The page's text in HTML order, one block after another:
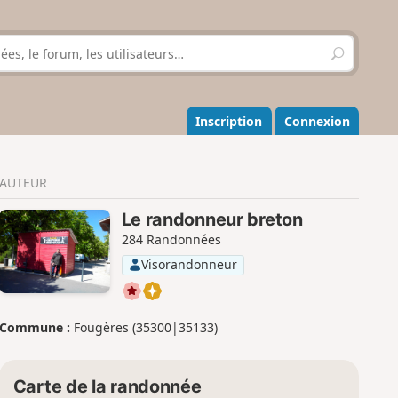
R
e
h
e
r
r
Inscription Connexion
AUTEUR
Le randonneur breton
284 Randonnées
Visorandonneur
Commune : Fougères (35300|35133)
Carte de la randonnée